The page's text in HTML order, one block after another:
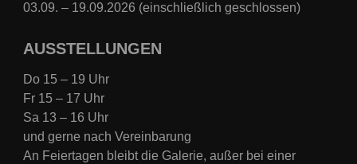
03.09. – 19.09.2026 (einschließlich geschlossen)
AUSSTELLUNGEN
Do 15 – 19 Uhr
Fr 15 – 17 Uhr
Sa 13 – 16 Uhr
und gerne nach Vereinbarung
An Feiertagen bleibt die Galerie, außer bei einer